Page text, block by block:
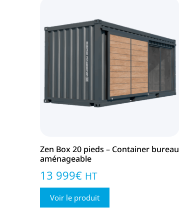
Zen Box 20 pieds – Container bureau
aménageable
13 999€ HT
Voir le produit